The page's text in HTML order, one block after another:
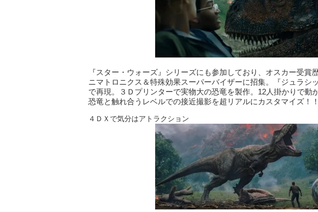
『スター・ウォーズ』シリーズにも参加しており、オスカー受賞
ニマトロニクス＆特殊効果スーパーバイザーに招集。『ジュラシ
で再現。３Ｄプリンターで実物大の恐竜を製作。12人掛かりで動
恐竜と触れ合うレベルでの接近撮影を超リアルにカスタマイズ！！
４ＤＸで気分はアトラクション